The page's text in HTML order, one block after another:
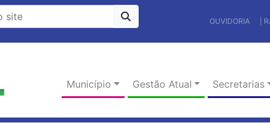
OUVIDORIA |
Município Gestão Atual Secretarias